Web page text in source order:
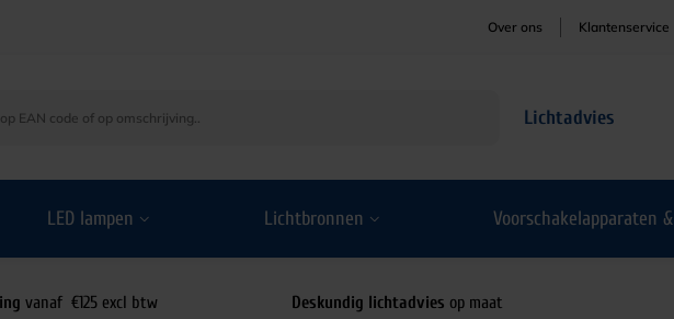
Over ons Klantenservice
Lichtadvies
LED lampen Lichtbronnen Voorschakelapparaten
vanaf €125 excl btw Deskundig lichtadvies op maat